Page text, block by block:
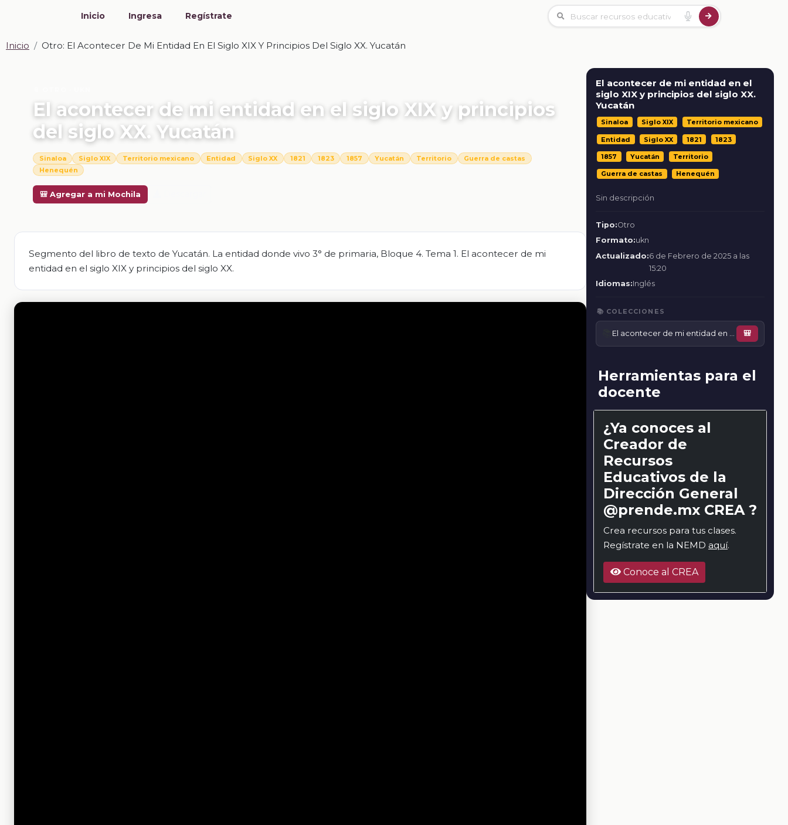
Inicio Ingresa Regístrate
Inicio Otro: El Acontecer De Mi Entidad En El Siglo XIX Y Principios Del Siglo XX. Yucatán
El acontecer de mi entidad en el siglo XIX y principios
del siglo XX. Yucatán
Sinaloa Siglo XIX Territorio mexicano Entidad Siglo XX 1821 1823 1857 Yucatán Territorio
Guerra de castas
Henequén
🎒 Agregar a mi Mochila
Segmento del libro de texto de Yucatán. La entidad donde vivo 3° de primaria, Bloque 4. Tema 1. El acontecer de mi
entidad en el siglo XIX y principios del siglo XX.
El acontecer de mi entidad en el
siglo XIX y principios del siglo XX.
Yucatán
Sinaloa Siglo XIX Territorio mexicano
Entidad Siglo XX 1821 1823
1857 Yucatán Territorio
Guerra de castas Henequén
Sin descripción
Tipo:Otro
Formato:ukn
Actualizado:6 de Febrero de 2025 a las
15:20
Idiomas:Inglés
📚 COLECCIONES
El acontecer de mi entidad en el siglo XIX y principios del siglo XX 🎒
Herramientas para el
docente
¿Ya conoces al
Creador de
Recursos
Educativos de la
Dirección General
@prende.mx CREA ?
Crea recursos para tus clases.
Regístrate en la NEMD aquí.
Conoce al CREA